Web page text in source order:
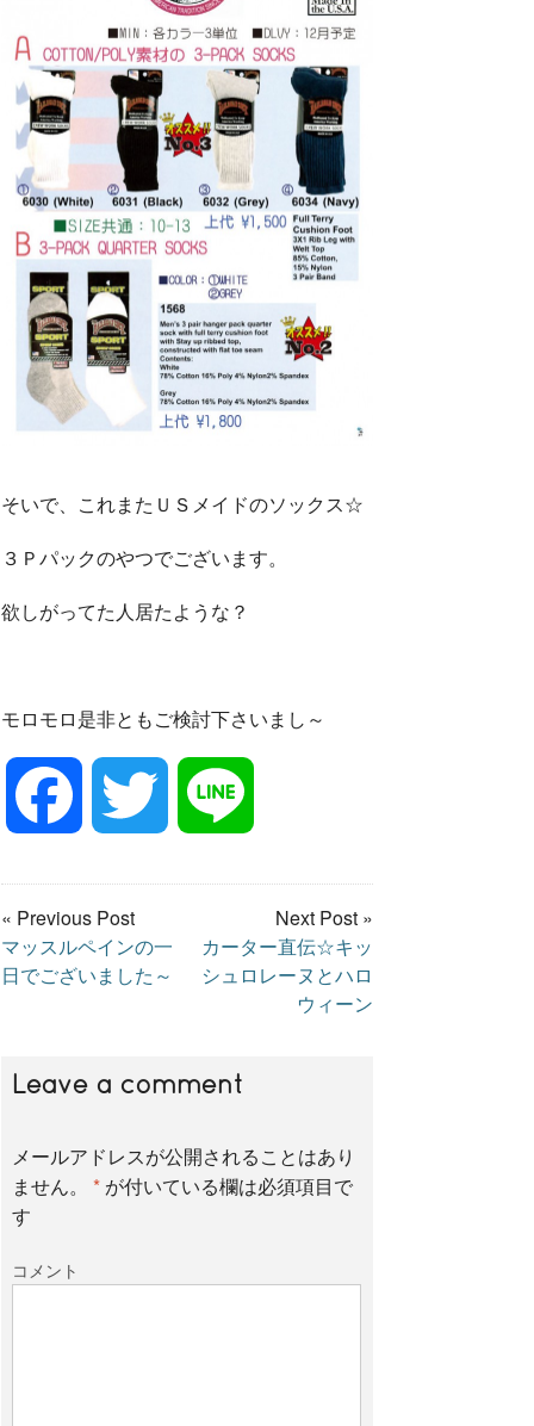
そいで、これまたＵＳメイドのソックス☆
３Ｐパックのやつでございます。
欲しがってた人居たような？
モロモロ是非ともご検討下さいまし～
c
b
i
t
e
n
« Previous Post
マッスルペインの一
日でございました～
Next Post »
カーター直伝☆キッ
シュロレーヌとハロ
ウィーン
Leave a comment
メールアドレスが公開されることはあり
ません。
* が付いている欄は必須項目で
す
コメント